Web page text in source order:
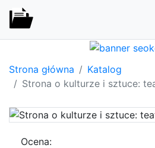
Strona główna
Katalog
Strona o kulturze i sztuce:
Ocena: